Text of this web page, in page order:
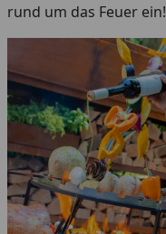
rund um das Feuer ein!